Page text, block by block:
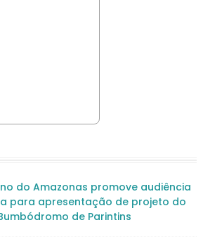
do Amazonas promove audiência
para apresentação de projeto do
de Parintins